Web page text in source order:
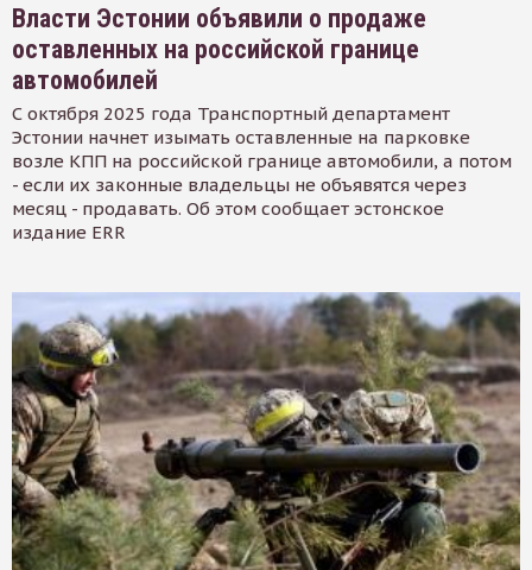
Власти Эстонии объявили о продаже
оставленных на российской границе
автомобилей
С октября 2025 года Транспортный департамент
Эстонии начнет изымать оставленные на парковке
возле КПП на российской границе автомобили, а потом
- если их законные владельцы не объявятся через
месяц - продавать. Об этом сообщает эстонское
издание ERR